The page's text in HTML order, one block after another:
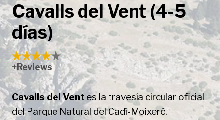
Cavalls del Vent (4-5
días)
+Reviews
Cavalls del Vent es la travesía circular oficial
del Parque Natural del Cadí-Moixeró.